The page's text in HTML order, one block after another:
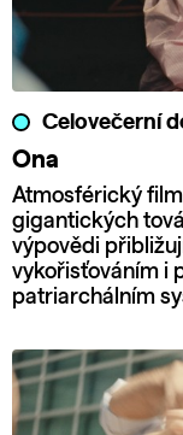
Celovečerní
Ona
Atmosférický
gigantických
výpovědi
vykořisťováním i
patriarchálním